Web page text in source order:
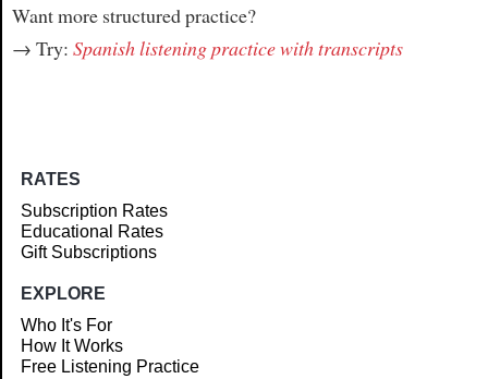
Want more structured practice?
→ Try: Spanish listening practice with transcripts
RATES
Subscription Rates
Educational Rates
Gift Subscriptions
EXPLORE
Who It's For
How It Works
Free Listening Practice